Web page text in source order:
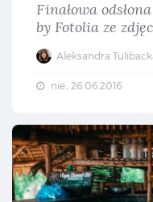
Finałowa
by Fotolia ze
Aleksandra
nie., 26.06.2016